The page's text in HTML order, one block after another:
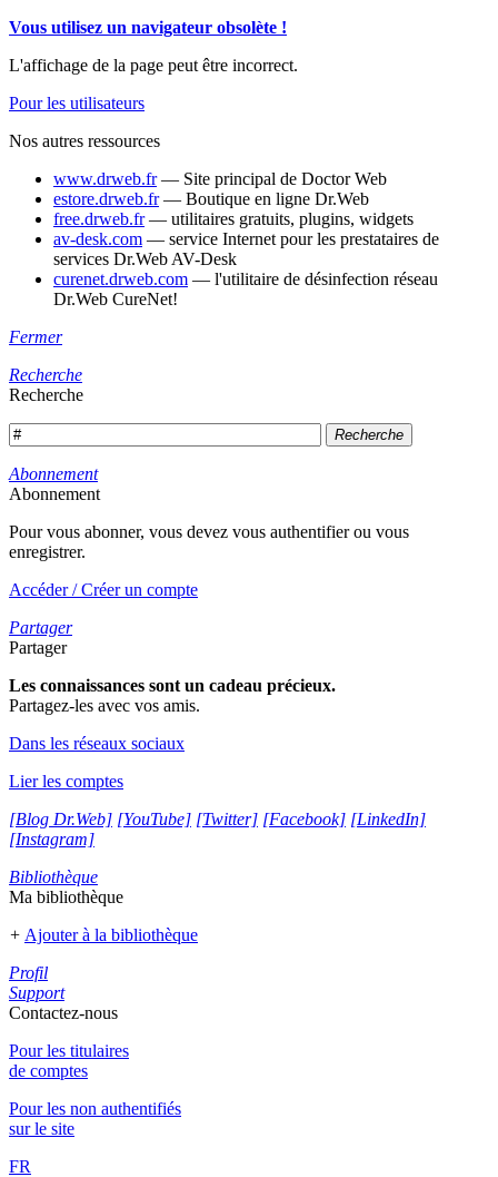
Vous utilisez un navigateur obsolète !
L'affichage de la page peut être incorrect.
Pour les utilisateurs
Nos autres ressources
www.drweb.fr— Site principal de Doctor Web
estore.drweb.fr— Boutique en ligne Dr.Web
free.drweb.fr— utilitaires gratuits, plugins, widgets
av-desk.com — service Internet pour les prestataires de
services Dr.Web AV-Desk
curenet.drweb.com — l'utilitaire de désinfection réseau
Dr.Web CureNet!
Fermer
Recherche
Recherche
Recherche
Abonnement
Abonnement
Pour vous abonner, vous devez vous authentifier ou vous
enregistrer.
Accéder / Créer un compte
Partager
Partager
Les connaissances sont un cadeau précieux.
Partagez-les avec vos amis.
Dans les réseaux sociaux
Lier les comptes
[Blog Dr.Web] [YouTube] [Twitter] [Facebook] [LinkedIn]
[Instagram]
Bibliothèque
Ma bibliothèque
+ Ajouter à la bibliothèque
Profil
Support
Contactez-nous
Pour les titulaires
de comptes
Pour les non authentifiés
sur le site
FR